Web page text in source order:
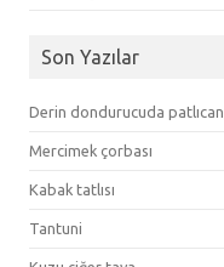
Son Yazılar
Derin dondurucuda patlıcan
Mercimek çorbası
Kabak tatlısı
Tantuni